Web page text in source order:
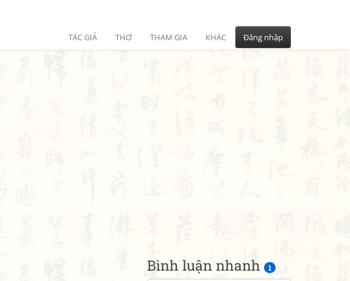
TÁC GIẢ THƠ THAM GIA KHÁC Đăng nhập
Bình luận nhanh 1